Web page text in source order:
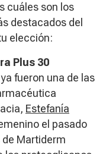
cuáles son los
destacados del
elección:
Plus 30
fueron una de las
Estefanía
el pasado
Martiderm